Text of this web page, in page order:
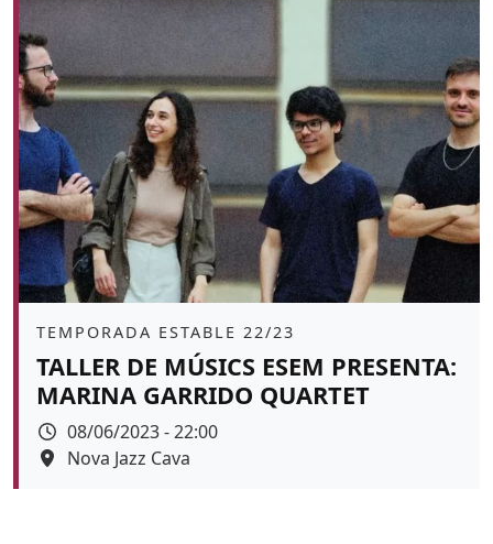
Àmbit
TEMPORADA ESTABLE 22/23
TALLER DE MÚSICS ESEM PRESENTA:
MARINA GARRIDO QUARTET
Data
08/06/2023 - 22:00
Espai
Nova Jazz Cava